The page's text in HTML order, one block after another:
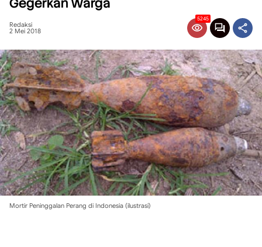
Redaksi
2 Mei 2018
5245
Mortir Peninggalan Perang di Indonesia (ilustrasi)